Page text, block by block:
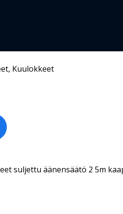
, Kuulokkeet
suljettu äänensäätö 2 5m